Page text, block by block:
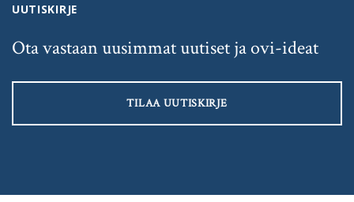
UUTISKIRJE
Ota vastaan uusimmat uutiset ja ovi-ideat
TILAA UUTISKIRJE